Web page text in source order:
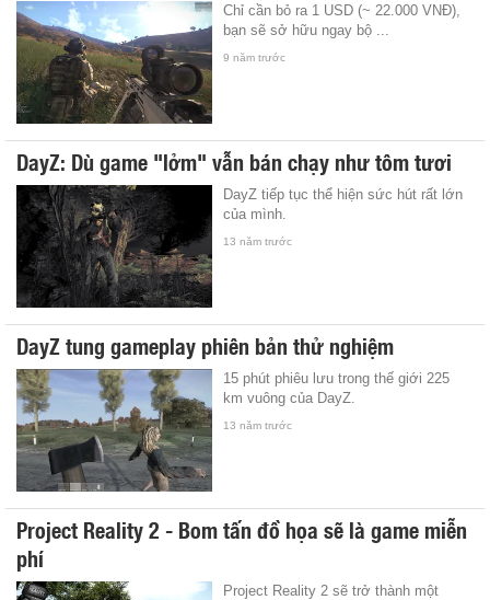
Chỉ cần bỏ ra 1 USD (~ 22.000 VNĐ),
bạn sẽ sở hữu ngay bộ ...
9 năm trước
DayZ: Dù game "lởm" vẫn bán chạy như tôm tươi
DayZ tiếp tục thể hiện sức hút rất lớn
của mình.
13 năm trước
DayZ tung gameplay phiên bản thử nghiệm
15 phút phiêu lưu trong thế giới 225
km vuông của DayZ.
13 năm trước
Project Reality 2 - Bom tấn đồ họa sẽ là game miễn
phí
Project Reality 2 sẽ trở thành một